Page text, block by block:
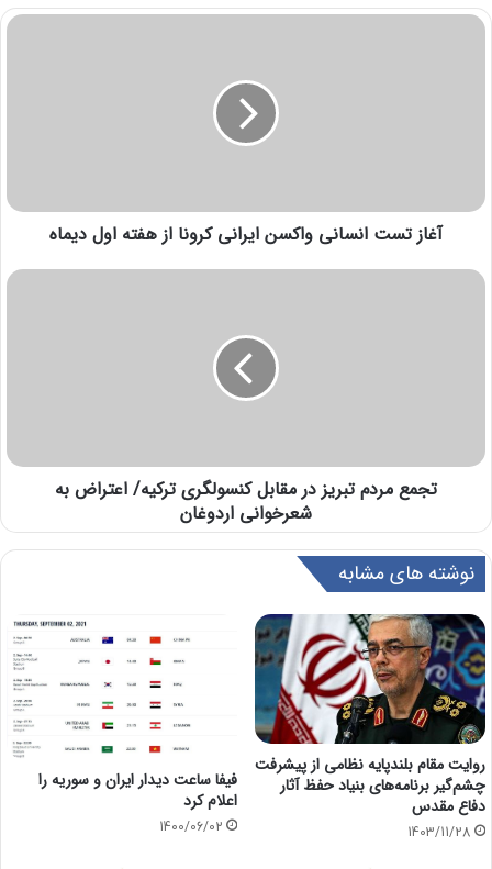
آغاز تست انسانی واکسن ایرانی کرونا از هفته اول دیماه
تجمع مردم تبریز در مقابل کنسولگری ترکیه/ اعتراض به
شعرخوانی اردوغان
نوشته های مشابه
روایت مقام بلندپایه نظامی از پیشرفت
چشم‌گیر برنامه‌های بنیاد حفظ آثار
دفاع مقدس
1403/11/28
فیفا ساعت دیدار ایران و سوریه را
اعلام کرد
1400/06/02